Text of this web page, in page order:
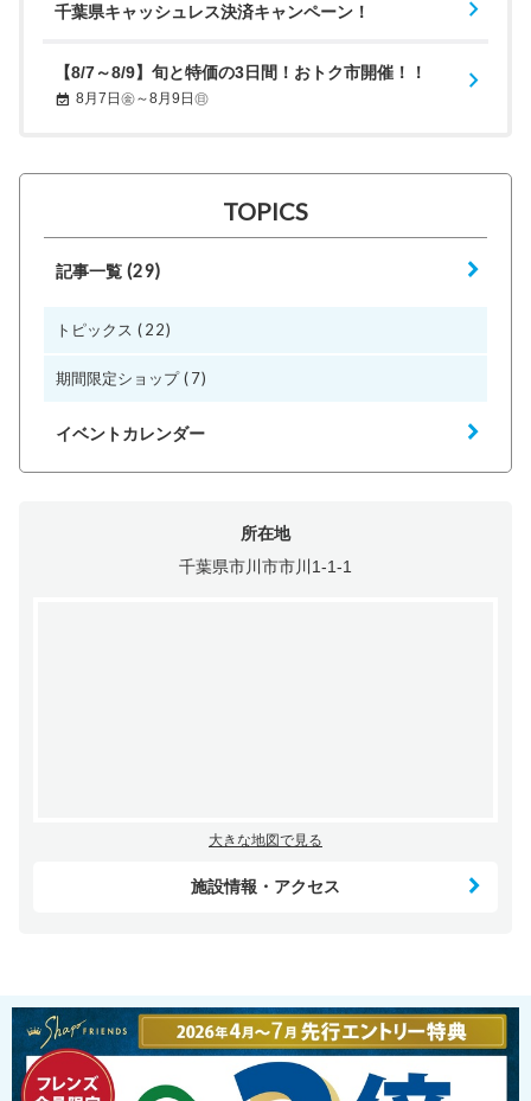
千葉県キャッシュレス決済キャンペーン！
【8/7～8/9】旬と特価の3日間！おトク市開催！！
8月7日㊎～8月9日㊐
TOPICS
記事一覧 (29)
トピックス (22)
期間限定ショップ(7)
イベントカレンダー
所在地
千葉県市川市市川1-1-1
大きな地図で見る
施設情報・アクセス